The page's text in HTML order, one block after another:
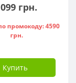
грн.
промокоду: 4590
грн.
Купить